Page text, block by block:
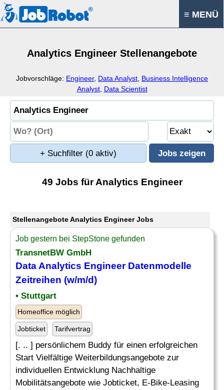
≡ MENÜ
Analytics Engineer Stellenangebote
Jobvorschläge: Engineer, Data Analyst Business Intelligence
Analyst, Data Scientist
+ Suchfilter (0 aktiv)
49 Jobs für Analytics Engineer
Stellenangebote Analytics Engineer Jobs
Job gestern bei StepStone gefunden
TransnetBW GmbH
Data Analytics EngineerDatenmodelle
Zeitreihen (w/m/d)
• Stuttgart
Homeoffice möglich
Jobticket Tarifvertrag
[. .. ] persönlichem Buddy für einen erfolgreichen
Start Vielfältige Weiterbildungsangebote zur
individuellen Entwicklung Nachhaltige
Mobilitätsangebote wie Jobticket, E-Bike-Leasing